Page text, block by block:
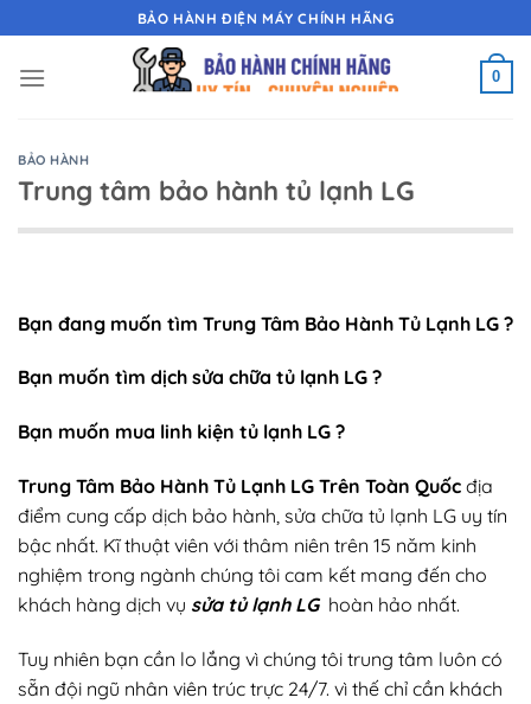
đến
nội
BẢO HÀNH ĐIỆN MÁY CHÍNH HÃNG
0
BẢO HÀNH
Trung tâm bảo hành tủ lạnh LG
Bạn đang muốn tìm Trung Tâm Bảo Hành Tủ Lạnh LG ?
Bạn muốn tìm dịch sửa chữa tủ lạnh LG ?
Bạn muốn mua linh kiện tủ lạnh LG ?
Trung Tâm Bảo Hành Tủ Lạnh LG Trên Toàn Quốc địa
điểm cung cấp dịch bảo hành, sửa chữa tủ lạnh LG uy tín
bậc nhất. Kĩ thuật viên với thâm niên trên 15 năm kinh
nghiệm trong ngành chúng tôi cam kết mang đến cho
khách hàng dịch vụ sửa tủ lạnh LG hoàn hảo nhất.
Tuy nhiên bạn cần lo lắng vì chúng tôi trung tâm luôn có
sẵn đội ngũ nhân viên trúc trực 24/7. vì thế chỉ cần khách